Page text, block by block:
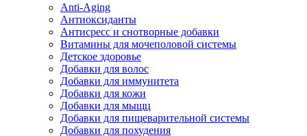
Anti-Aging
Антиоксиданты
Антисресс и снотворные добавки
Витамины для мочеполовой системы
Детское здоровье
Добавки для волос
Добавки для иммунитета
Добавки для кожи
Добавки для мыщц
Добавки для пищеварительной системы
Добавки для похудения